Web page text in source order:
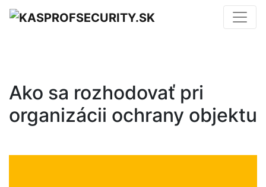
Ako sa rozhodovať pri
organizácii ochrany objektu